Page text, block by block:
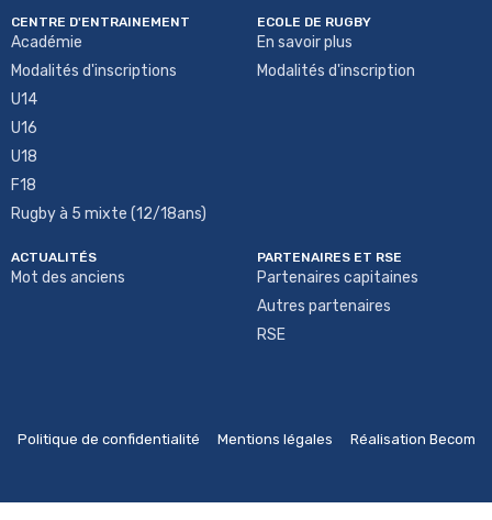
CENTRE D'ENTRAINEMENT
Académie
Modalités d'inscriptions
U14
U16
U18
F18
Rugby à 5 mixte (12/18ans)
ECOLE DE RUGBY
En savoir plus
Modalités d'inscription
ACTUALITÉS
Mot des anciens
PARTENAIRES ET RSE
Partenaires capitaines
Autres partenaires
RSE
Politique de confidentialité Mentions légales Réalisation Becom